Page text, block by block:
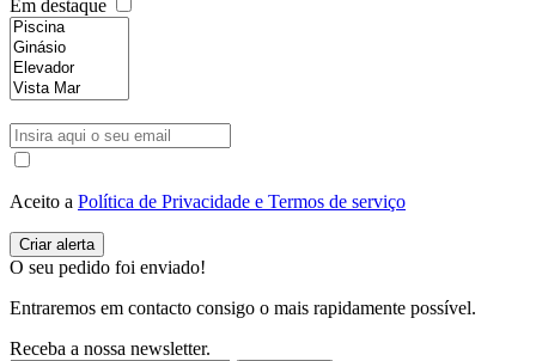
Em destaque
Aceito a Política de Privacidade e Termos de serviço
O seu pedido foi enviado!
Entraremos em contacto consigo o mais rapidamente possível.
Receba a nossa newsletter.